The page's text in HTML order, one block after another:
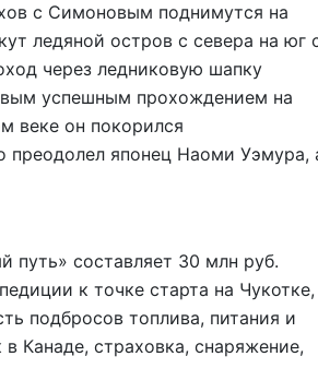
с Симоновым поднимутся на
ледяной остров с севера на юг
через ледниковую шапку
успешным прохождением на
веке он покорился
преодолел японец Наоми Уэмура,
путь» составляет 30 млн руб.
к точке старта на Чукотке,
подбросов топлива, питания и
Канаде, страховка, снаряжение,